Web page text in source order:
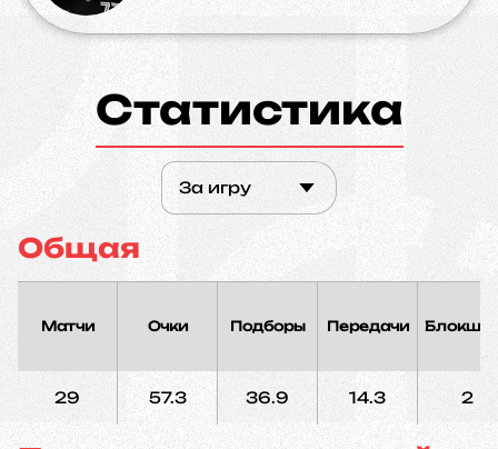
Статистика
За игру
Общая
Матчи Очки Подборы Передачи
29 57.3 36.9 14.3 2